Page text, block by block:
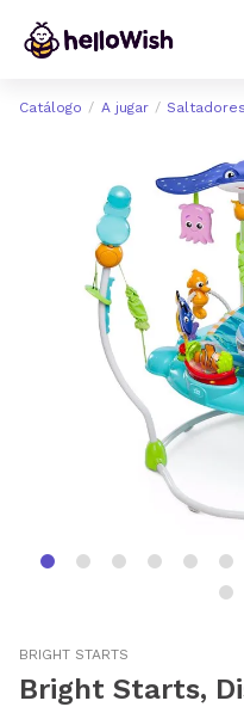
Catálogo A jugar
BRIGHT STARTS
Bright Starts,